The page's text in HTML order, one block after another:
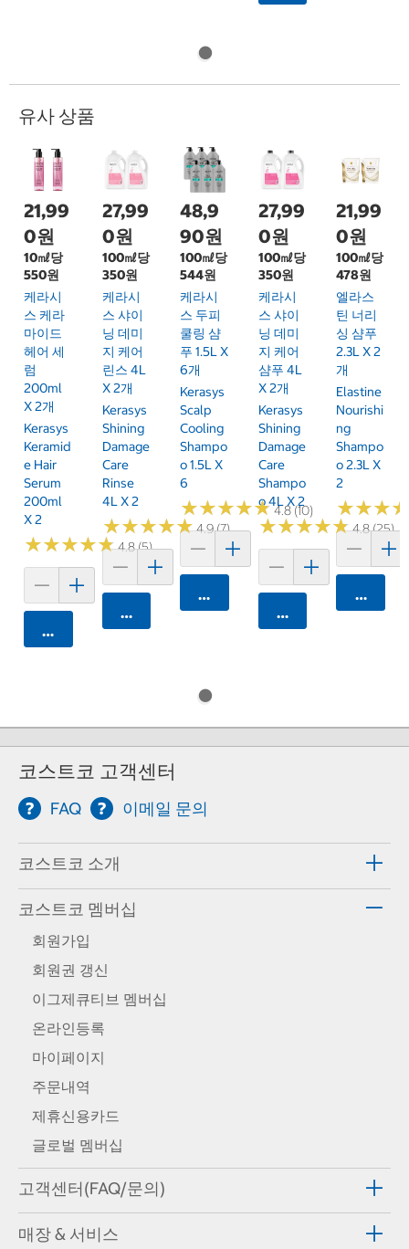
유사 상품
21,99
0원
10㎖당
550원
케라시
스 케라
마이드
헤어 세
럼
200ml
X 2개
Kerasys
Keramid
E Hair
Serum
200ml
X 2
★★★★★
★★★★★4.8 (5)
카트에 담기
27,99
0원
100㎖당
350원
케라시
스 샤이
닝 데미
지 케어
린스 4L
X 2개
Kerasys
Shining
Damage
Care
Rinse
4L X 2
★★★★★
★★★★★4.9 (7)
카트에 담기
48,9
90원
100㎖당
544원
케라시
스 두피
쿨링 샴
푸 1.5L X
6개
Kerasys
Scalp
Cooling
Shampo
O 1.5L X
6
★★★★★
★★★★★4.8 (10)
카트에 담기
27,99
0원
100㎖당
350원
케라시
스 샤이
닝 데미
지 케어
샴푸 4L
X 2개
Kerasys
Shining
Damage
Care
Shampo
O 4L X 2
★★★★★
★★★★★4.8 (25)
카트에 담기
21,99
0원
100㎖당
478원
엘라스
틴 너리
싱 샴푸
2.3L X 2
개
Elastine
Nourishi
Ng
Shampo
O 2.3L X
2
★★★
★★★
카트에
코스트코 고객센터
FAQ 이메일 문의
코스트코 소개
코스트코 멤버십
회원가입
회원권 갱신
이그제큐티브 멤버십
온라인등록
마이페이지
주문내역
제휴신용카드
글로벌 멤버십
고객센터(FAQ/문의)
매장 & 서비스